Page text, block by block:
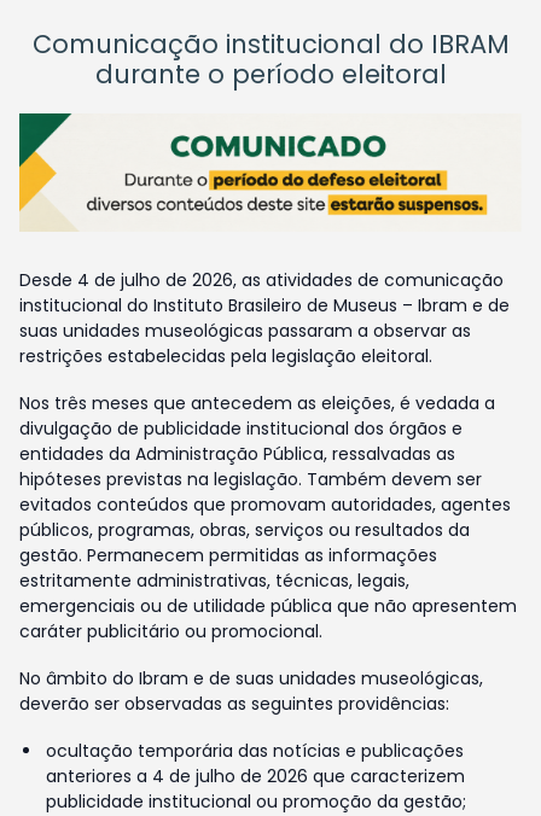
Comunicação institucional do IBRAM
durante o período eleitoral
Desde 4 de julho de 2026, as atividades de comunicação
institucional do Instituto Brasileiro de Museus – Ibram e de
suas unidades museológicas passaram a observar as
restrições estabelecidas pela legislação eleitoral.
Nos três meses que antecedem as eleições, é vedada a
divulgação de publicidade institucional dos órgãos e
entidades da Administração Pública, ressalvadas as
hipóteses previstas na legislação. Também devem ser
evitados conteúdos que promovam autoridades, agentes
públicos, programas, obras, serviços ou resultados da
gestão. Permanecem permitidas as informações
estritamente administrativas, técnicas, legais,
emergenciais ou de utilidade pública que não apresentem
caráter publicitário ou promocional.
No âmbito do Ibram e de suas unidades museológicas,
deverão ser observadas as seguintes providências:
ocultação temporária das notícias e publicações
anteriores a 4 de julho de 2026 que caracterizem
publicidade institucional ou promoção da gestão;